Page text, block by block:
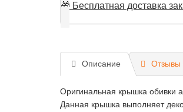
🎁 Бесплатная доставка
Описание Отзывы
Оригинальная крышка обивки
Данная крышка выполняет